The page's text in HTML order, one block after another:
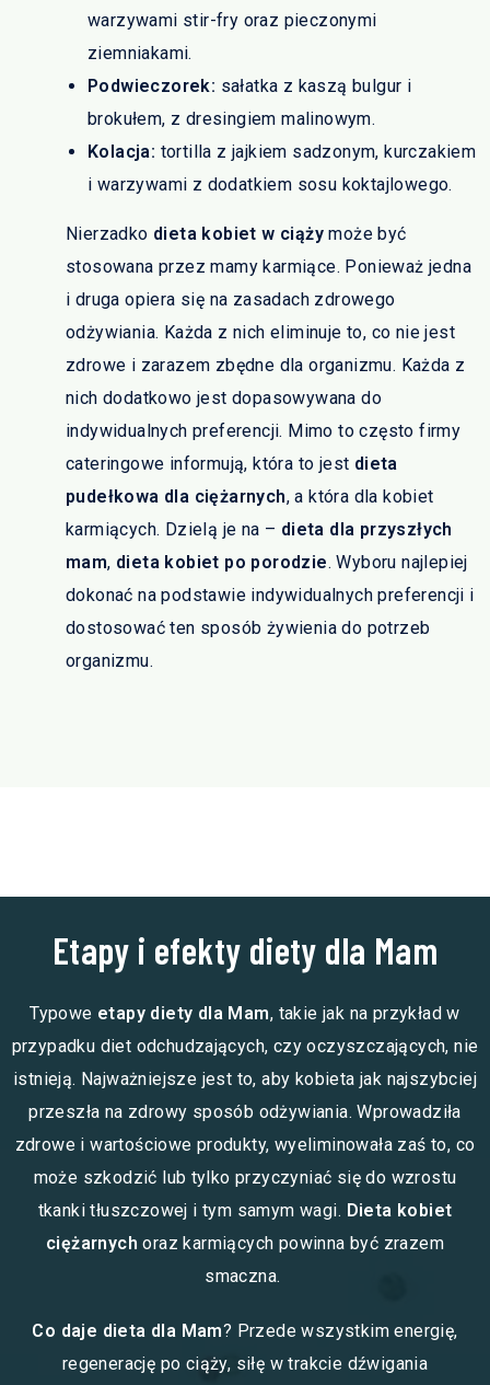
warzywami stir-fry oraz pieczonymi
ziemniakami.
Podwieczorek: sałatka z kaszą bulgur i
brokułem, z dresingiem malinowym.
Kolacja: tortilla z jajkiem sadzonym, kurczakiem
i warzywami z dodatkiem sosu koktajlowego.
Nierzadko dieta kobiet w ciążymoże być
stosowana przez mamy karmiące. Ponieważ jedna
i druga opiera się na zasadach zdrowego
odżywiania. Każda z nich eliminuje to, co nie jest
zdrowe i zarazem zbędne dla organizmu. Każda z
nich dodatkowo jest dopasowywana do
indywidualnych preferencji. Mimo to często firmy
cateringowe informują, która to jest dieta
pudełkowa dla ciężarnych, a która dla kobiet
karmiących. Dzielą je na – dieta dla przyszłych
mam, dieta kobiet po porodzie. Wyboru najlepiej
dokonać na podstawie indywidualnych preferencji i
dostosować ten sposób żywienia do potrzeb
organizmu.
Etapy i efekty diety dla Mam
Typowe etapy diety dla Mam, takie jak na przykład w
przypadku diet odchudzających, czy oczyszczających, nie
istnieją. Najważniejsze jest to, aby kobieta jak najszybciej
przeszła na zdrowy sposób odżywiania. Wprowadziła
zdrowe i wartościowe produkty, wyeliminowała zaś to, co
może szkodzić lub tylko przyczyniać się do wzrostu
tkanki tłuszczowej i tym samym wagi. Dieta kobiet
ciężarnychoraz karmiących powinna być zrazem
smaczna.
Co daje dieta dla Mam? Przede wszystkim energię,
regenerację po ciąży, siłę w trakcie dźwigania